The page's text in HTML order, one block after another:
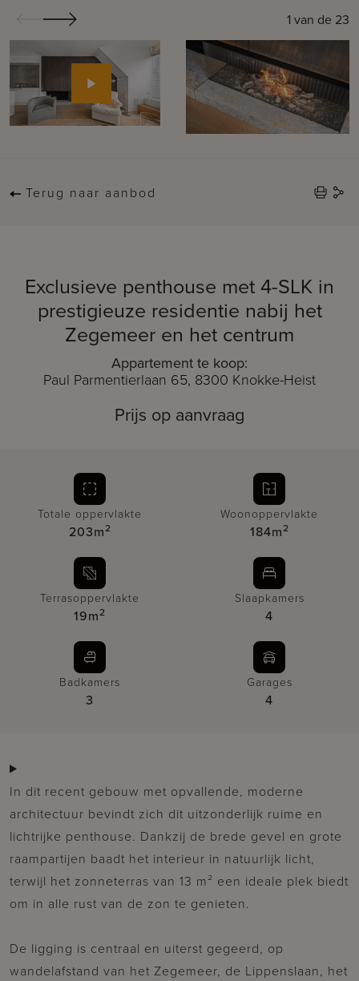
1 van de 23
Terug naar aanbod
Exclusieve penthouse met 4-SLK in
prestigieuze residentie nabij het
Zegemeer en het centrum
Appartement te koop:
Paul Parmentierlaan 65, 8300 Knokke-Heist
Prijs op aanvraag
Totale oppervlakte
203m2
Woonoppervlakte
184m2
Terrasoppervlakte
19m2
Slaapkamers
4
Badkamers
3
Garages
4
In dit recent gebouw met opvallende, moderne
architectuur bevindt zich dit uitzonderlijk ruime en
lichtrijke penthouse. Dankzij de brede gevel en grote
raampartijen baadt het interieur in natuurlijk licht,
terwijl het zonneterras van 13 m² een ideale plek biedt
om in alle rust van de zon te genieten.
De ligging is centraal en uiterst gegeerd, op
wandelafstand van het Zegemeer, de Lippenslaan, het